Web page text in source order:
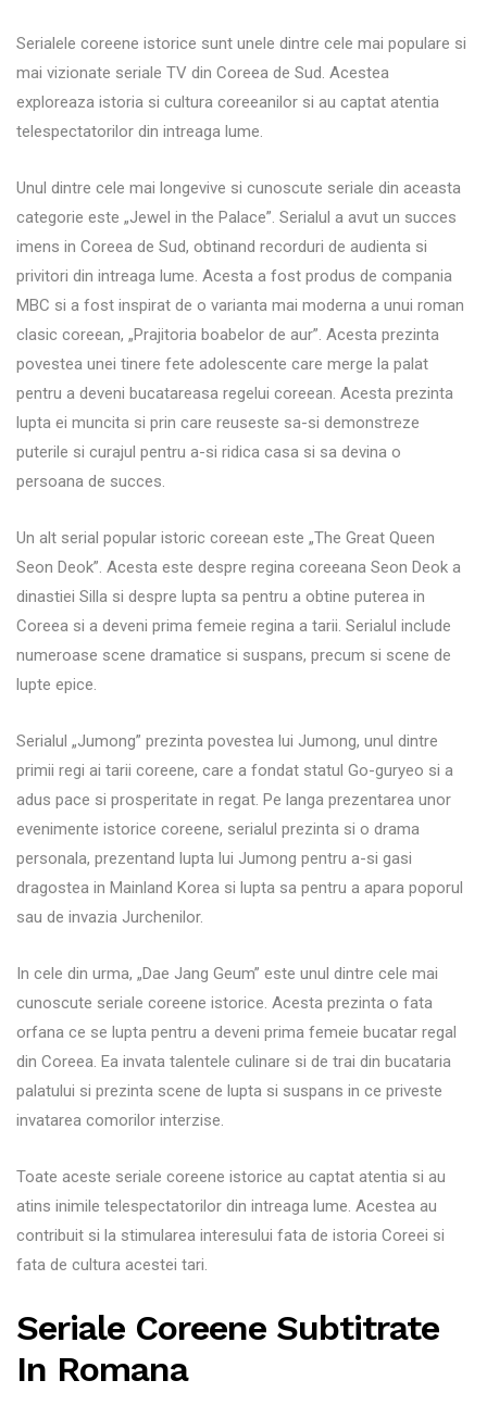
Serialele coreene istorice sunt unele dintre cele mai populare si
mai vizionate seriale TV din Coreea de Sud. Acestea
exploreaza istoria si cultura coreeanilor si au captat atentia
telespectatorilor din intreaga lume.
Unul dintre cele mai longevive si cunoscute seriale din aceasta
categorie este „Jewel in the Palace”. Serialul a avut un succes
imens in Coreea de Sud, obtinand recorduri de audienta si
privitori din intreaga lume. Acesta a fost produs de compania
MBC si a fost inspirat de o varianta mai moderna a unui roman
clasic coreean, „Prajitoria boabelor de aur”. Acesta prezinta
povestea unei tinere fete adolescente care merge la palat
pentru a deveni bucatareasa regelui coreean. Acesta prezinta
lupta ei muncita si prin care reuseste sa-si demonstreze
puterile si curajul pentru a-si ridica casa si sa devina o
persoana de succes.
Un alt serial popular istoric coreean este „The Great Queen
Seon Deok”. Acesta este despre regina coreeana Seon Deok a
dinastiei Silla si despre lupta sa pentru a obtine puterea in
Coreea si a deveni prima femeie regina a tarii. Serialul include
numeroase scene dramatice si suspans, precum si scene de
lupte epice.
Serialul „Jumong” prezinta povestea lui Jumong, unul dintre
primii regi ai tarii coreene, care a fondat statul Go-guryeo si a
adus pace si prosperitate in regat. Pe langa prezentarea unor
evenimente istorice coreene, serialul prezinta si o drama
personala, prezentand lupta lui Jumong pentru a-si gasi
dragostea in Mainland Korea si lupta sa pentru a apara poporul
sau de invazia Jurchenilor.
In cele din urma, „Dae Jang Geum” este unul dintre cele mai
cunoscute seriale coreene istorice. Acesta prezinta o fata
orfana ce se lupta pentru a deveni prima femeie bucatar regal
din Coreea. Ea invata talentele culinare si de trai din bucataria
palatului si prezinta scene de lupta si suspans in ce priveste
invatarea comorilor interzise.
Toate aceste seriale coreene istorice au captat atentia si au
atins inimile telespectatorilor din intreaga lume. Acestea au
contribuit si la stimularea interesului fata de istoria Coreei si
fata de cultura acestei tari.
Seriale Coreene Subtitrate
In Romana